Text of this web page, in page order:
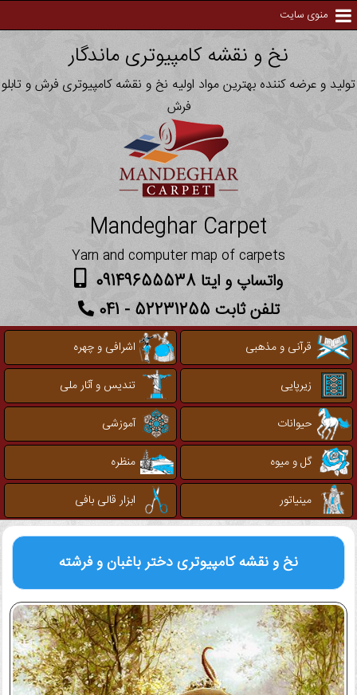
منوی سایت
نخ و نقشه کامپیوتری ماندگار
تولید و عرضه کننده بهترین مواد اولیه نخ و نقشه کامپیوتری فرش و تابلو
فرش
Mandeghar Carpet
Yarn and computer map of carpets
واتساپ و ایتا 09149655538
تلفن ثابت 52231255 - 041
قرآنی و مذهبی
اشرافی و چهره
زیرپایی
تندیس و آثار ملی
حیوانات
آموزشی
گل و میوه
منظره
مینیاتور
ابزار قالی بافی
نخ و نقشه کامپیوتریدختر باغبان و فرشته